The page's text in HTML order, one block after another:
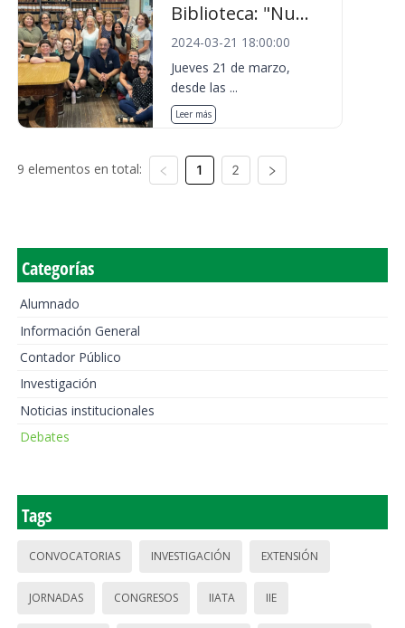
Biblioteca: "Nu...
2024-03-21 18:00:00
Jueves 21 de marzo,
desde las ...
Leer más
9 elementos en total: 1 2
Categorías
Alumnado
Información General
Contador Público
Investigación
Noticias institucionales
Debates
Tags
CONVOCATORIAS INVESTIGACIÓN EXTENSIÓN
JORNADAS CONGRESOS IIATA IIE